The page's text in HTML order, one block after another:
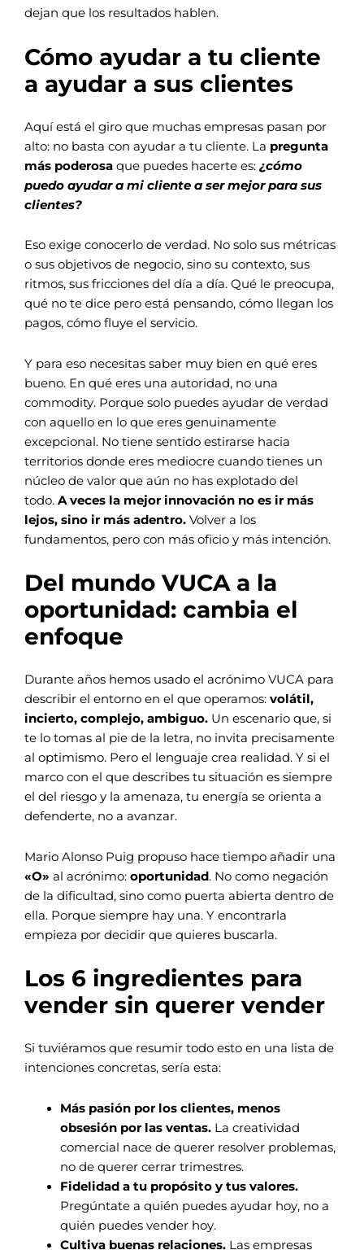
dejan que los resultados hablen.
Cómo ayudar a tu cliente
a ayudar a sus clientes
Aquí está el giro que muchas empresas pasan por
alto: no basta con ayudar a tu cliente. La pregunta
más poderosa que puedes hacerte es: ¿cómo
puedo ayudar a mi cliente a ser mejor para sus
clientes?
Eso exige conocerlo de verdad. No solo sus métricas
o sus objetivos de negocio, sino su contexto, sus
ritmos, sus fricciones del día a día. Qué le preocupa,
qué no te dice pero está pensando, cómo llegan los
pagos, cómo fluye el servicio.
Y para eso necesitas saber muy bien en qué eres
bueno. En qué eres una autoridad, no una
commodity. Porque solo puedes ayudar de verdad
con aquello en lo que eres genuinamente
excepcional. No tiene sentido estirarse hacia
territorios donde eres mediocre cuando tienes un
núcleo de valor que aún no has explotado del
todo. A veces la mejor innovación no es ir más
lejos, sino ir más adentro. Volver a los
fundamentos, pero con más oficio y más intención.
Del mundo VUCA a la
oportunidad: cambia el
enfoque
Durante años hemos usado el acrónimo VUCA para
describir el entorno en el que operamos: volátil,
incierto, complejo, ambiguo. Un escenario que, si
te lo tomas al pie de la letra, no invita precisamente
al optimismo. Pero el lenguaje crea realidad. Y si el
marco con el que describes tu situación es siempre
el del riesgo y la amenaza, tu energía se orienta a
defenderte, no a avanzar.
Mario Alonso Puig propuso hace tiempo añadir una
«O» al acrónimo: oportunidad. No como negación
de la dificultad, sino como puerta abierta dentro de
ella. Porque siempre hay una. Y encontrarla
empieza por decidir que quieres buscarla.
Los 6 ingredientes para
vender sin querer vender
Si tuviéramos que resumir todo esto en una lista de
intenciones concretas, sería esta:
Más pasión por los clientes, menos
obsesión por las ventas.La creatividad
comercial nace de querer resolver problemas,
no de querer cerrar trimestres.
Fidelidad a tu propósito y tus valores.
Pregúntate a quién puedes ayudar hoy, no a
quién puedes vender hoy.
Cultiva buenas relaciones.Las empresas